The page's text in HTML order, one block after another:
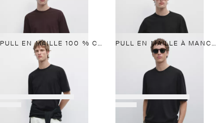
PULL EN MAILLE 100 % COTON À MANCHES COURTES PULL EN MAILLE À MANCHES COURTES EN MÉLANGE DE LAINE